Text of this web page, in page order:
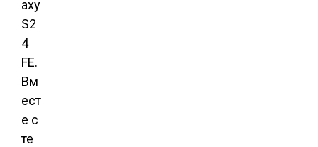
axy
S2
4
FE.
Вм
ест
е с
те